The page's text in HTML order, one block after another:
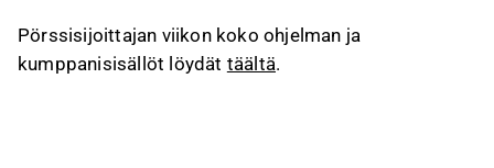
Pörssisijoittajan viikon koko ohjelman ja
kumppanisisällöt löydät täältä.